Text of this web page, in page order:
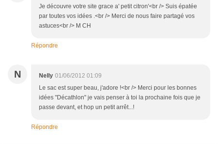
Je découvre votre site grace a' petit citron'<br /> Suis épatée
par toutes vos idées .<br /> Merci de nous faire partagé vos
astuces<br /> M CH
Répondre
N Nelly 01/06/2012 01:09
Le sac est super beau, j'adore !<br /> Merci pour les bonnes
idées "Décathlon" je vais penser à toi la prochaine fois que je
passe devant, et hop un petit arrêt...!
Répondre